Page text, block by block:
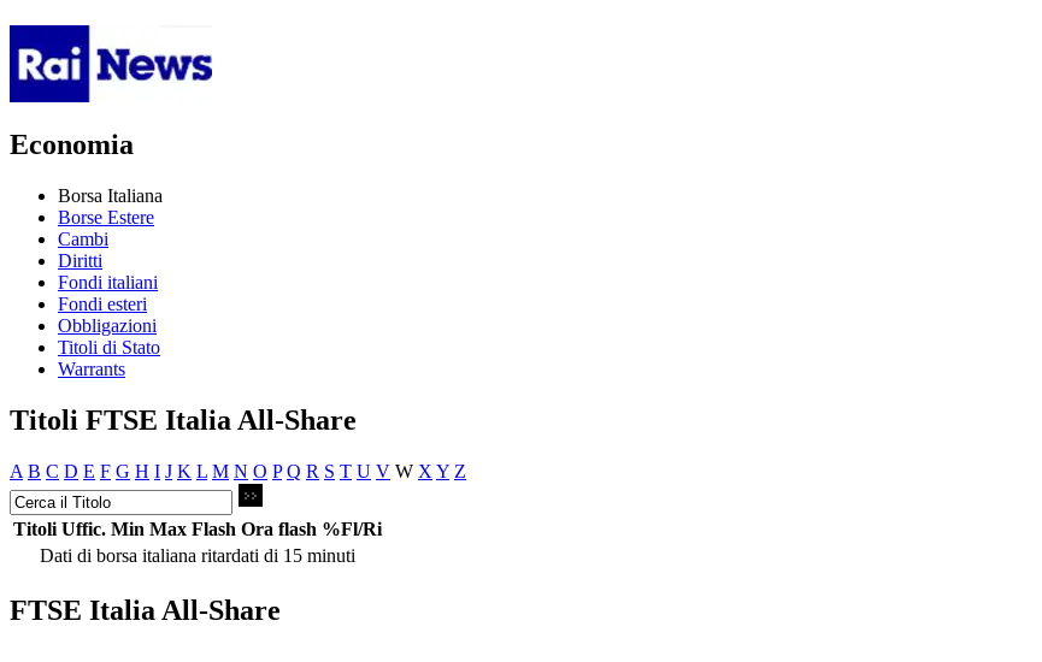
Economia
Borsa Italiana
Borse Estere
Cambi
Diritti
Fondi italiani
Fondi esteri
Obbligazioni
Titoli di Stato
Warrants
Titoli FTSE Italia All-Share
A B C D E F G H I J K L M N O P Q R S T U V W X Y Z
Titoli Uffic. Min Max Flash Ora flash %Fl/Ri
Dati di borsa italiana ritardati di 15 minuti
FTSE Italia All-Share